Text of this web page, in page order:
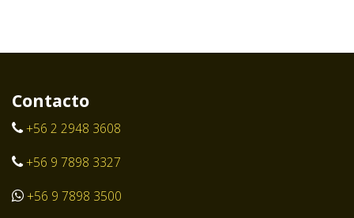
Contacto
+56 2 2948 3608
+56 9 7898 3327
+56 9 7898 3500